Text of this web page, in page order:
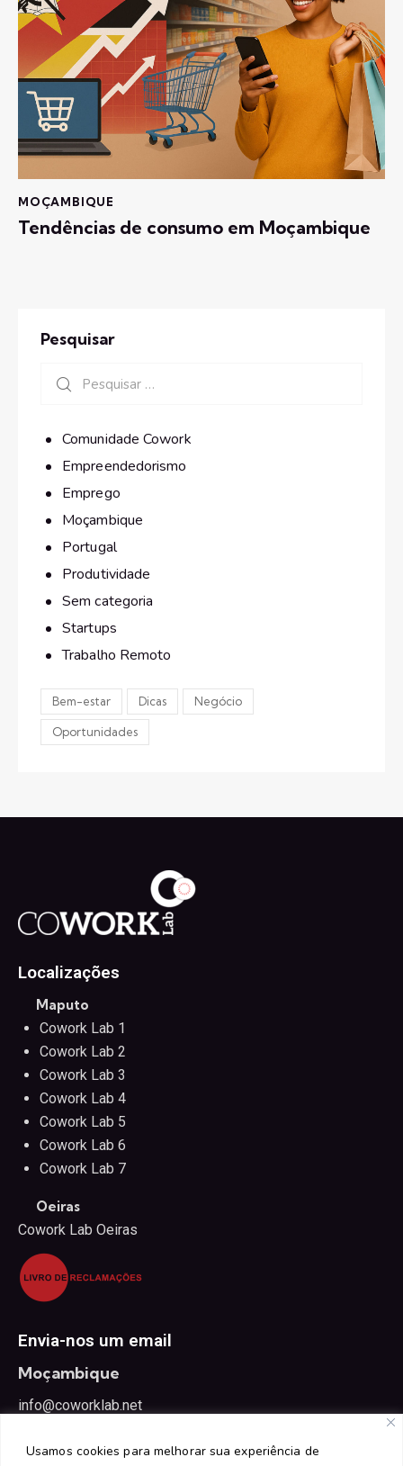
Usamos cookies para melhorar sua experiência de
MOÇAMBIQUE
Tendências de consumo em Moçambique
Pesquisar
Comunidade Cowork
Empreendedorismo
Emprego
Moçambique
Portugal
Produtividade
Sem categoria
Startups
Trabalho Remoto
Bem-estar Dicas Negócio
Oportunidades
Localizações
Maputo
Cowork Lab 1
Cowork Lab 2
Cowork Lab 3
Cowork Lab 4
Cowork Lab 5
Cowork Lab 6
Cowork Lab 7
Oeiras
Cowork Lab Oeiras
Envia-nos um email
Moçambique
info@coworklab.net